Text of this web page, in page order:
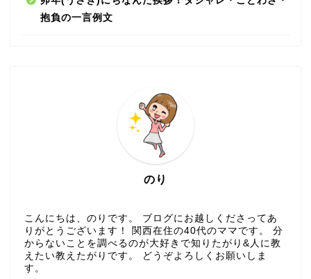
抱負の一言例文
のり
こんにちは、のりです。 ブログにお越しくださってあ
りがとうございます！ 関西在住の40代のママです。 分
からないことを調べるのが大好きで知りたがり&人に教
えたい教えたがりです。 どうぞよろしくお願いしま
す。